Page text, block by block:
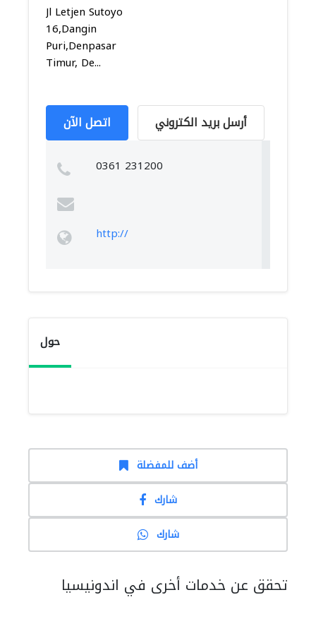
Jl Letjen Sutoyo
16,Dangin
Puri,Denpasar
Timur, De...
اتصل الآن أرسل بريد الكتروني
0361 231200
http://
حول
أضف للمفضلة
شارك
شارك
تحقق عن خدمات أخرى في اندونيسيا